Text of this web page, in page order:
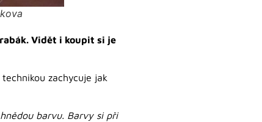
Vidět i koupit si je
zachycuje jak
barvu. Barvy si při